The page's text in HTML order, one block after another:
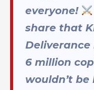
everyone!
share that
Deliverance
6 million
wouldn’t